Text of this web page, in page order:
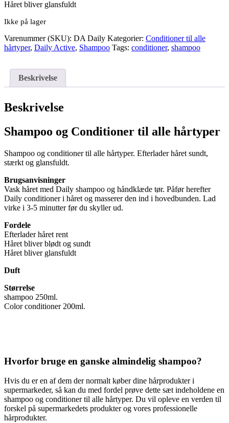
Håret bliver glansfuldt
Ikke på lager
Varenummer (SKU): DA Daily Kategorier: Conditioner til alle
hårtyper, Daily Active, Shampoo Tags: conditioner, shampoo
Beskrivelse
Beskrivelse
Shampoo og Conditioner til alle hårtyper
Shampoo og conditioner til alle hårtyper. Efterlader håret sundt,
stærkt og glansfuldt.
Brugsanvisninger
Vask håret med Daily shampoo og håndklæde tør. Påfør herefter
Daily conditioner i håret og masserer den ind i hovedbunden. Lad
virke i 3-5 minutter før du skyller ud.
Fordele
Efterlader håret rent
Håret bliver blødt og sundt
Håret bliver glansfuldt
Duft
Størrelse
shampoo 250ml.
Color conditioner 200ml.
Hvorfor bruge en ganske almindelig shampoo?
Hvis du er en af dem der normalt køber dine hårprodukter i
supermarkeder, så kan du med fordel prøve dette sæt indeholdene en
shampoo og conditioner til alle hårtyper. Du vil opleve en verden til
forskel på supermarkedets produkter og vores professionelle
hårprodukter.